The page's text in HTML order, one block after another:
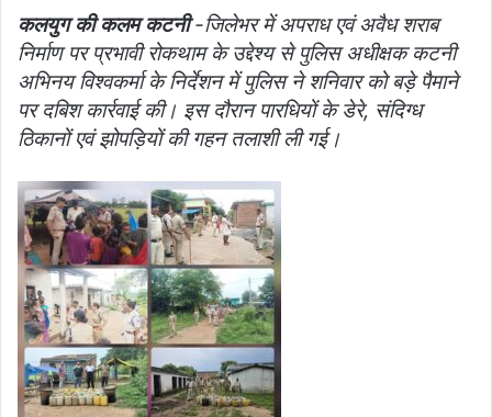
कलयुग की कलम कटनी-जिलेभर में अपराध एवं अवैध शराब
निर्माण पर प्रभावी रोकथाम के उद्देश्य से पुलिस अधीक्षक कटनी
अभिनय विश्वकर्मा के निर्देशन में पुलिस ने शनिवार को बड़े पैमाने
पर दबिश कार्रवाई की। इस दौरान पारधियों के डेरे, संदिग्ध
ठिकानों एवं झोपड़ियों की गहन तलाशी ली गई।